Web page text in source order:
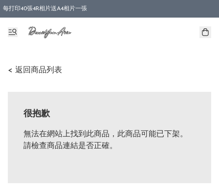
每打印40張4R相片送A4相片一張
< 返回商品列表
很抱歉
無法在網站上找到此商品，此商品可能已下架。
請檢查商品連結是否正確。